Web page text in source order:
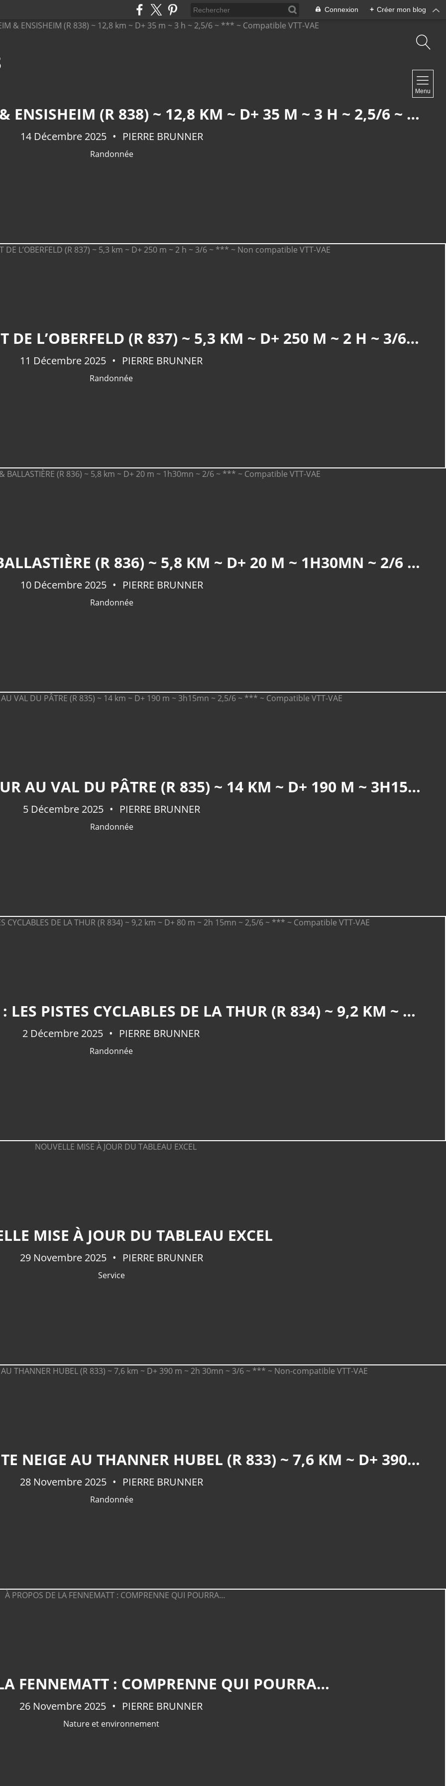
Connexion + Créer mon blog
Menu
ÉCOMUSÉE : UNGERSHEIM & ENSISHEIM (R 838) ~ 12,8 KM ~ D+ 35 M ~ 3 H ~ 2,5/6 ~ *** ~ COMPATIBLE VTT-VAE
14 Décembre 2025 PIERRE BRUNNER
Randonnée
WILLER-SUR-THUR : CIRCUIT DE L’OBERFELD (R 837) ~ 5,3 KM ~ D+ 250 M ~ 2 H ~ 3/6 ~ *** ~ NON COMPATIBLE VTT-VAE
11 Décembre 2025 PIERRE BRUNNER
Randonnée
CERNAY : SAINT-ANDRÉ & BALLASTIÈRE (R 836) ~ 5,8 KM ~ D+ 20 M ~ 1H30MN ~ 2/6 ~ *** ~ COMPATIBLE VTT-VAE
10 Décembre 2025 PIERRE BRUNNER
Randonnée
GUEBWILLER : ALLER-RETOUR AU VAL DU PÂTRE (R 835) ~ 14 KM ~ D+ 190 M ~ 3H15MN ~ 2,5/6 ~ *** ~ COMPATIBLE VTT-VAE
5 Décembre 2025 PIERRE BRUNNER
Randonnée
BITSCHWILLER-LÈS-THANN : LES PISTES CYCLABLES DE LA THUR (R 834) ~ 9,2 KM ~ D+ 80 M ~ 2H 15MN ~ 2,5/6 ~ *** ~ COMPATIBLE VTT-VAE
2 Décembre 2025 PIERRE BRUNNER
Randonnée
MISE À JOUR DU TABLEAU EXCEL
29 Novembre 2025 PIERRE BRUNNER
Service
COL DU HUNDSRUCK : PETITE NEIGE AU THANNER HUBEL (R 833) ~ 7,6 KM ~ D+ 390 M ~ 2H 30MN ~ 3/6 ~ *** ~ NON-COMPATIBLE VTT-VAE
28 Novembre 2025 PIERRE BRUNNER
Randonnée
FENNEMATT : COMPRENNE QUI POURRA…
26 Novembre 2025 PIERRE BRUNNER
Nature et environnement
Contact
Service(169)